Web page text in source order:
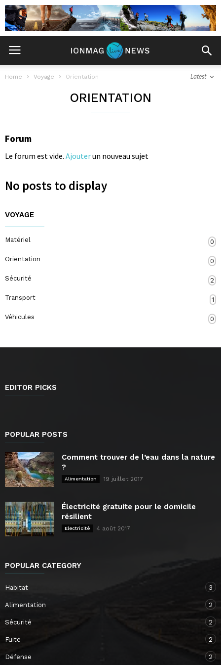
Home Voyage Orientation Latest
ORIENTATION
Forum
Le forum est vide. Ajouterun nouveau sujet
No posts to display
VOYAGE
Matériel 0
Orientation 0
Sécurité 2
Transport 1
Véhicules 0
EDITOR PICKS
POPULAR POSTS
Comment trouver de l’eau dans la nature
?
Alimentation 19 juillet 2017
Électricité gratuite pour le domicile
résilient
Electricité 4 août 2017
POPULAR CATEGORY
Habitat 3
Alimentation 2
Sécurité 2
Fuite 2
Défense 2